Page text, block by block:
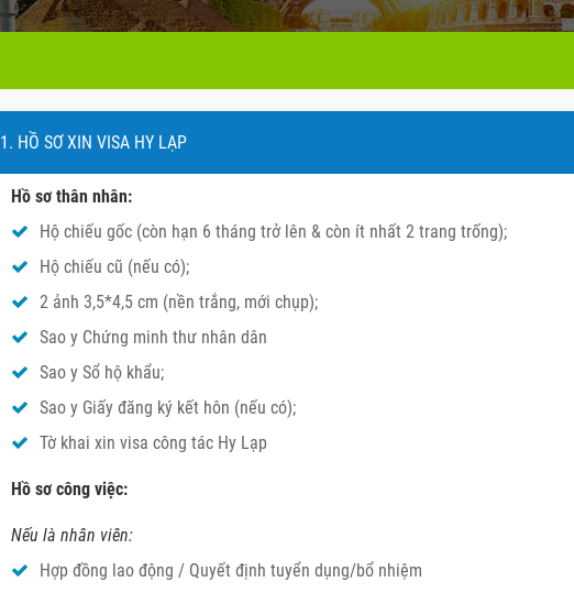
1. HỒ SƠ XIN VISA HY LẠP
Hồ sơ thân nhân:
Hộ chiếu gốc (còn hạn 6 tháng trở lên & còn ít nhất 2 trang trống);
Hộ chiếu cũ (nếu có);
2 ảnh 3,5*4,5 cm (nền trắng, mới chụp);
Sao y Chứng minh thư nhân dân
Sao y Sổ hộ khẩu;
Sao y Giấy đăng ký kết hôn (nếu có);
Tờ khai xin visa công tác Hy Lạp
Hồ sơ công việc:
Nếu là nhân viên:
Hợp đồng lao động / Quyết định tuyển dụng/bổ nhiệm